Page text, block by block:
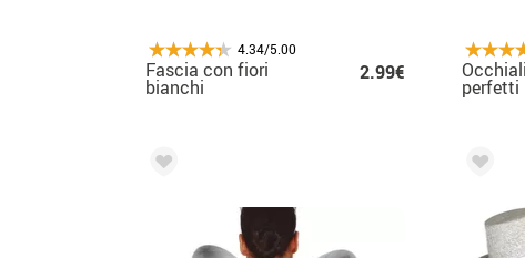
4.34/5.00
Fascia con fiori
bianchi
2.99€
perfetti